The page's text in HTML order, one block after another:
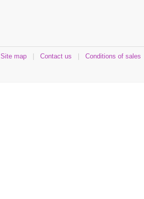
Site map Contact us Conditions of sales